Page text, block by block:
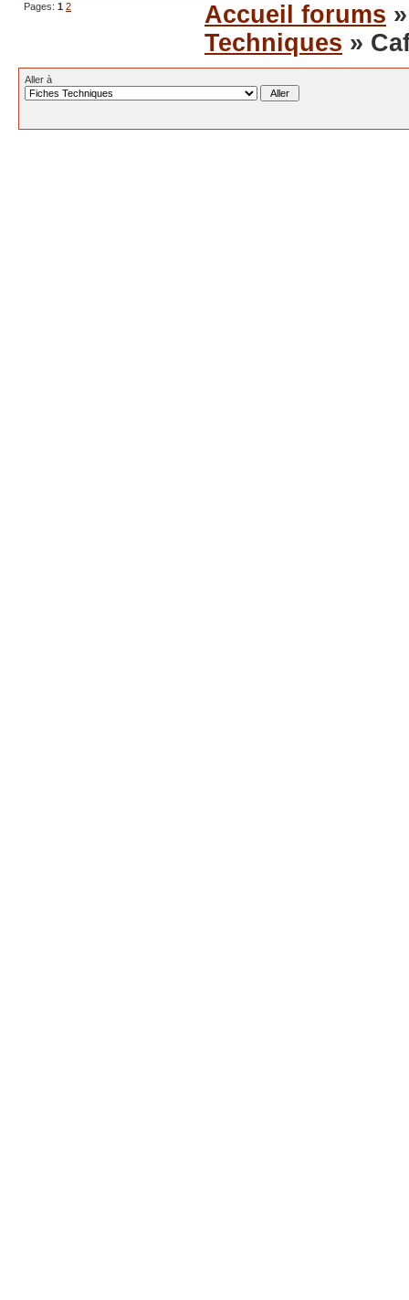
Pages: 1 2 Accueil forums
Techniques »
Aller à